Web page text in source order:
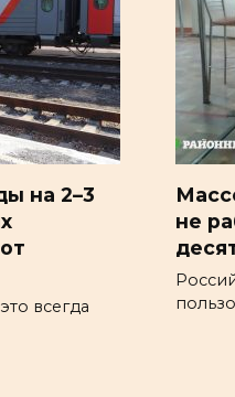
на 2–3
всегда
не